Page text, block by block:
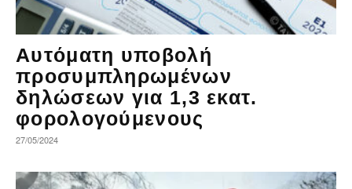
Αυτόματη υποβολή
προσυμπληρωμένων
δηλώσεων για 1,3 εκατ.
φορολογούμενους
27/05/2024